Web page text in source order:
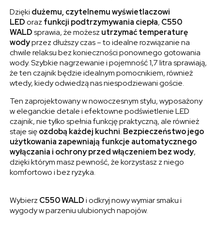
Dzięki dużemu, czytelnemu wyświetlaczowi
LEDoraz funkcji podtrzymywania ciepła, C550
WALDsprawia, że możesz utrzymać temperaturę
wodyprzez dłuższy czas – to idealne rozwiązanie na
chwile relaksu bez konieczności ponownego gotowania
wody. Szybkie nagrzewanie i pojemność 1,7 litra sprawiają,
że ten czajnik będzie idealnym pomocnikiem, również
wtedy, kiedy odwiedzą nas niespodziewani goście.
Ten zaprojektowany w nowoczesnym stylu, wyposażony
w eleganckie detale i efektowne podświetlenie LED
czajnik, nie tylko spełnia funkcję praktyczną, ale również
staje sięozdobą każdej kuchni. Bezpieczeństwo jego
użytkowania zapewniają funkcje automatycznego
wyłączania i ochrony przed włączeniem bez wody,
dzięki którym masz pewność, że korzystasz z niego
komfortowo i bez ryzyka.
Wybierz C550 WALDi odkryj nowy wymiar smaku i
wygody w parzeniu ulubionych napojów.